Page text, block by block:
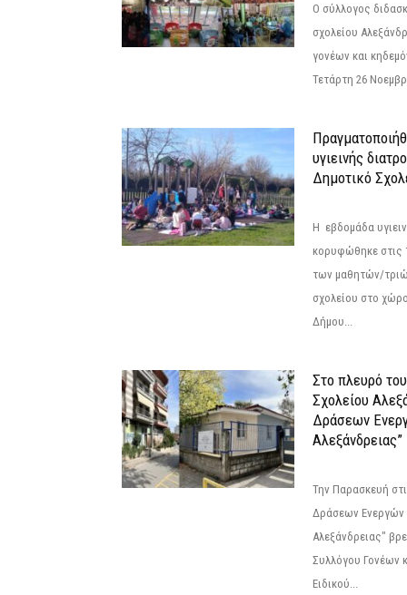
Ο σύλλογος
σχολείου
γονέων και
Τετάρτη 26
υγιεινής
Δημοτικό
Η εβδομάδα
κορυφώθηκε στις
των μαθητών/
σχολείου στο
Δήμου...
Στο πλευρό
Σχολείου
Δράσεων
Αλεξάνδρειας”
Την Παρασκευή
Δράσεων Ενεργών
Αλεξάνδρειας"
Συλλόγου Γονέων
Ειδικού...